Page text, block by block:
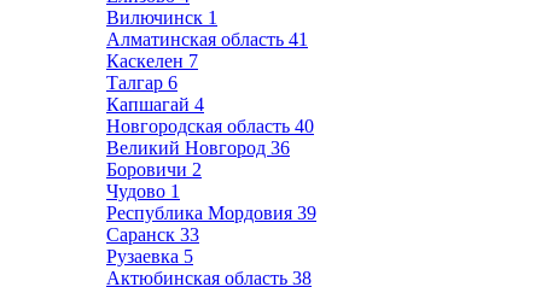
Вилючинск 1
Алматинская область 41
Каскелен 7
Талгар 6
Капшагай 4
Новгородская область 40
Великий Новгород 36
Боровичи 2
Чудово 1
Республика Мордовия 39
Саранск 33
Рузаевка 5
Актюбинская область 38